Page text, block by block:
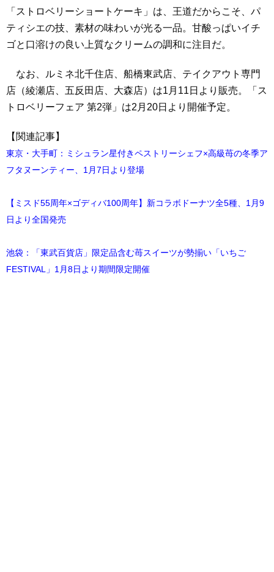
「ストロベリーショートケーキ」は、王道だからこそ、パ
ティシエの技、素材の味わいが光る一品。甘酸っぱいイチ
ゴと口溶けの良い上質なクリームの調和に注目だ。
なお、ルミネ北千住店、船橋東武店、テイクアウト専門
店（綾瀬店、五反田店、大森店）は1月11日より販売。「ス
トロベリーフェア 第2弾」は2月20日より開催予定。
【関連記事】
東京・大手町：ミシュラン星付きペストリーシェフ×高級苺の冬季ア
フタヌーンティー、1月7日より登場
【ミスド55周年×ゴディバ100周年】新コラボドーナツ全5種、1月9
日より全国発売
池袋：「東武百貨店」限定品含む苺スイーツが勢揃い「いちご
FESTIVAL」1月8日より期間限定開催